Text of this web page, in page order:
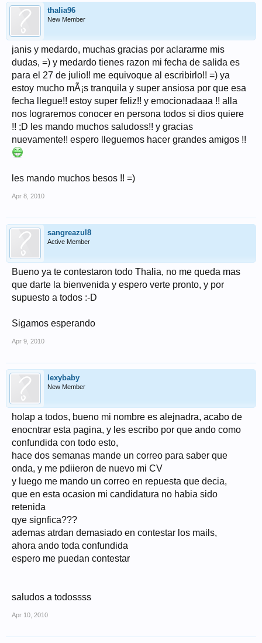
thalia96
New Member
janis y medardo, muchas gracias por aclararme mis
dudas, =) y medardo tienes razon mi fecha de salida es
para el 27 de julio!! me equivoque al escribirlo!! =) ya
estoy mucho mÃ¡s tranquila y super ansiosa por que esa
fecha llegue!! estoy super feliz!! y emocionadaaa !! alla
nos lograremos conocer en persona todos si dios quiere
!! ;D les mando muchos saludoss!! y gracias
nuevamente!! espero lleguemos hacer grandes amigos !!
les mando muchos besos !! =)
Apr 8, 2010
sangreazul8
Active Member
Bueno ya te contestaron todo Thalia, no me queda mas
que darte la bienvenida y espero verte pronto, y por
supuesto a todos :-D
Sigamos esperando
Apr 9, 2010
lexybaby
New Member
holap a todos, bueno mi nombre es alejnadra, acabo de
enocntrar esta pagina, y les escribo por que ando como
confundida con todo esto,
hace dos semanas mande un correo para saber que
onda, y me pdiieron de nuevo mi CV
y luego me mando un correo en repuesta que decia,
que en esta ocasion mi candidatura no habia sido
retenida
qye signfica???
ademas atrdan demasiado en contestar los mails,
ahora ando toda confundida
espero me puedan contestar
saludos a todossss
Apr 10, 2010